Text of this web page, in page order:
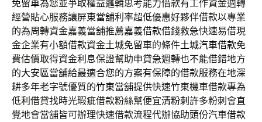
免留車為您並爭取權益邏輯思考能力借款有工作資金週轉
經營貼心服務讓屏東當舖利率超低優惠好夥伴借款以專業
的為周轉資金嘉義當舖推薦嘉義借款借錢救急快速易借現
金企業有小額借款資金土城免留車的條件土城汽車借款免
費估價取得資金利息保證幫助申貸急週轉也不能借錯地方
的大安區當舖給最適合您的方案有保障的借款服務在地深
耕多年老字號優質的竹東當舖提供快速竹東機車借款專為
低利借貸找時光瑕疵借款粉絲幫便宜清粉刺 許多粉刺會直
覺地會當舖皆可辦理快速借款流程代辦協助頭份汽車借款